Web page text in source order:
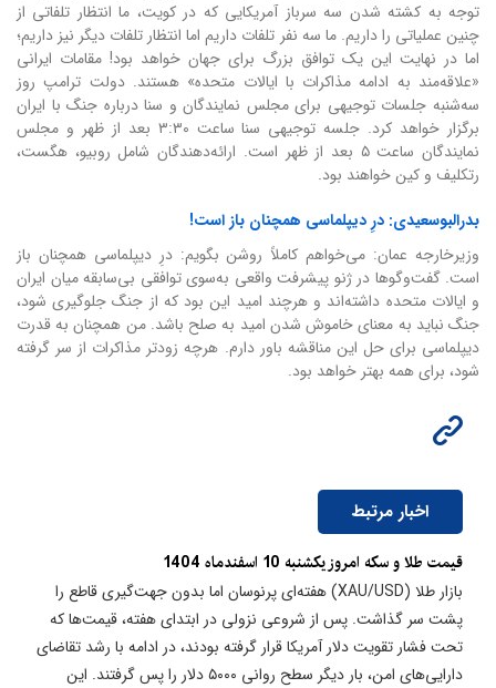
توجه به کشته شدن سه سرباز آمریکایی که در کویت، ما انتظار تلفاتی از
چنین عملیاتی را داریم. ما سه نفر تلفات داریم اما انتظار تلفات دیگر نیز داریم؛
اما در نهایت این یک توافق بزرگ برای جهان خواهد بود! مقامات ایرانی
«علاقه‌مند به ادامه مذاکرات با ایالات متحده» هستند.دولت ترامپ روز
سه‌شنبه جلسات توجیهی برای مجلس نمایندگان و سنا درباره جنگ با ایران
برگزار خواهد کرد.
جلسه توجیهی سنا ساعت ۳:۳۰ بعد از ظهر و مجلس
نمایندگان ساعت ۵ بعد از ظهر است.
ارائه‌دهندگان شامل روبیو، هگست،
رتکلیف و کین خواهند بود.
بدرالبوسعیدی: درِ دیپلماسی همچنان باز است!
وزیرخارجه عمان: می‌خواهم کاملاً روشن بگویم: درِ دیپلماسی همچنان باز
است. گفت‌وگوها در ژنو پیشرفت واقعی به‌سوی توافقی بی‌سابقه میان ایران
و ایالات متحده داشته‌اند و هرچند امید این بود که از جنگ جلوگیری شود،
جنگ نباید به معنای خاموش شدن امید به صلح باشد. من همچنان به قدرت
دیپلماسی برای حل این مناقشه باور دارم. هرچه زودتر مذاکرات از سر گرفته
شود، برای همه بهتر خواهد بود.
اخبار مرتبط
قیمت طلا و سکه امروز یکشنبه 10 اسفندماه 1404
بازار طلا (XAU/USD) هفته‌ای پرنوسان اما بدون جهت‌گیری قاطع را
پشت سر گذاشت. پس از شروعی نزولی در ابتدای هفته، قیمت‌ها که
تحت فشار تقویت دلار آمریکا قرار گرفته بودند، در ادامه با رشد تقاضای
دارایی‌های امن، بار دیگر سطح روانی ۵۰۰۰ دلار را پس گرفتند. این